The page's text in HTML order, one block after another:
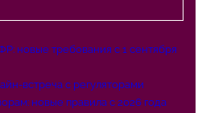
новые требования с 1 сентября
встреча с регуляторами
новые правила с 2026 года